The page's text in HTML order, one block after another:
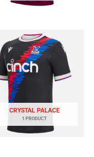
CRYSTAL PALACE
1 PRODUCT